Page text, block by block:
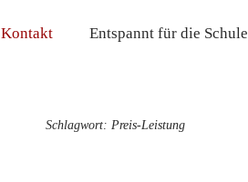
Kontakt Entspannt für die Schule
Schlagwort: Preis-Leistung